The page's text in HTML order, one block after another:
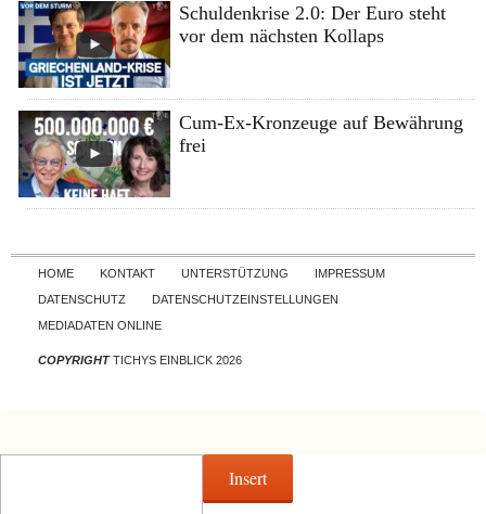
Schuldenkrise 2.0: Der Euro steht
vor dem nächsten Kollaps
Cum-Ex-Kronzeuge auf Bewährung
frei
Skip to content
HOME KONTAKT UNTERSTÜTZUNG
IMPRESSUM
DATENSCHUTZ
DATENSCHUTZEINSTELLUNGEN
MEDIADATEN ONLINE
COPYRIGHTTICHYS EINBLICK 2026
Insert